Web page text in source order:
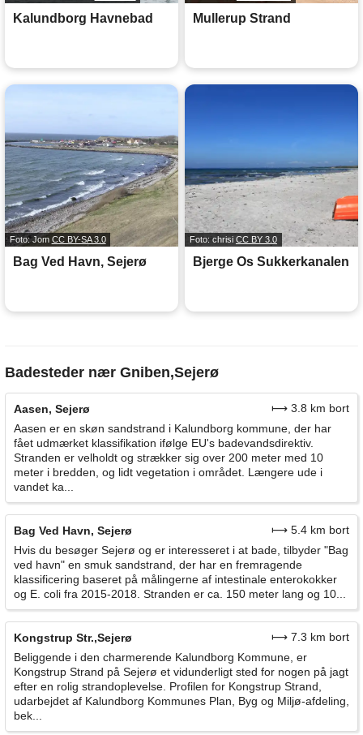
Kalundborg Havnebad Mullerup Strand
Foto: Jom CC BY-SA 3.0
Bag Ved Havn, Sejerø
Foto: chrisi CC BY 3.0
Bjerge Os Sukkerkanalen
Badesteder nær Gniben,Sejerø
Aasen, Sejerø
⟼ 3.8 km bort
Aasen er en skøn sandstrand i Kalundborg kommune, der har
fået udmærket klassifikation ifølge EU's badevandsdirektiv.
Stranden er velholdt og strækker sig over 200 meter med 10
meter i bredden, og lidt vegetation i området. Længere ude i
vandet ka...
Bag Ved Havn, Sejerø
⟼ 5.4 km bort
Hvis du besøger Sejerø og er interesseret i at bade, tilbyder "Bag
ved havn" en smuk sandstrand, der har en fremragende
klassificering baseret på målingerne af intestinale enterokokker
og E. coli fra 2015-2018. Stranden er ca. 150 meter lang og 10...
Kongstrup Str.,Sejerø
⟼ 7.3 km bort
Beliggende i den charmerende Kalundborg Kommune, er
Kongstrup Strand på Sejerø et vidunderligt sted for nogen på jagt
efter en rolig strandoplevelse. Profilen for Kongstrup Strand,
udarbejdet af Kalundborg Kommunes Plan, Byg og Miljø-afdeling,
bek...